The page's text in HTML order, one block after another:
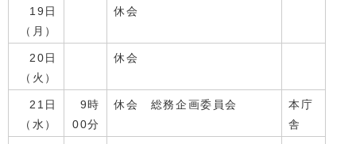
19日
（月）
休会
20日
（火）
休会
21日
（水）
9時
00分
休会 総務企画委員会
本庁
舎